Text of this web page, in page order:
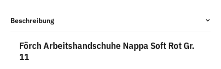
Beschreibung
Förch Arbeitshandschuhe Nappa Soft Rot Gr.
11